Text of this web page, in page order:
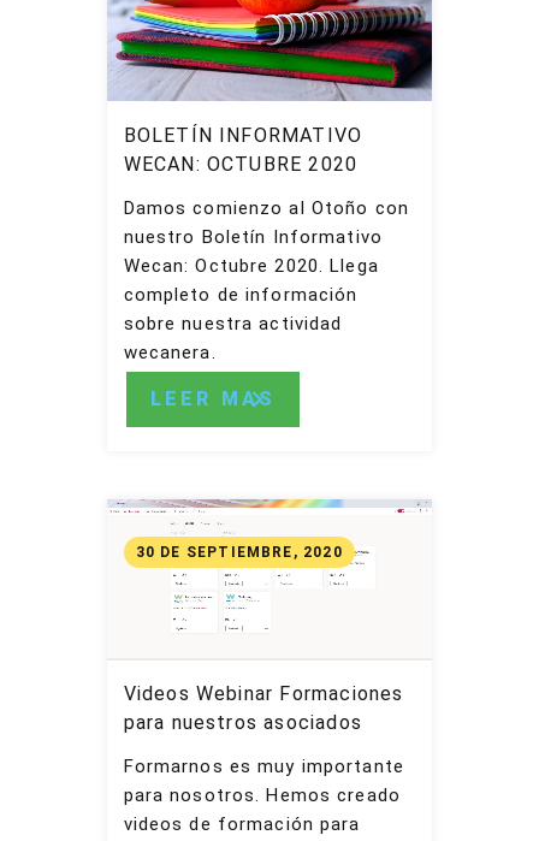
BOLETÍN INFORMATIVO
WECAN: OCTUBRE 2020
Damos comienzo al Otoño con
nuestro Boletín Informativo
Wecan: Octubre 2020. Llega
completo de información
sobre nuestra actividad
wecanera.
LEER MAS
Videos Webinar Formaciones
para nuestros asociados
Formarnos es muy importante
para nosotros. Hemos creado
videos de formación para
30 DE SEPTIEMBRE, 2020